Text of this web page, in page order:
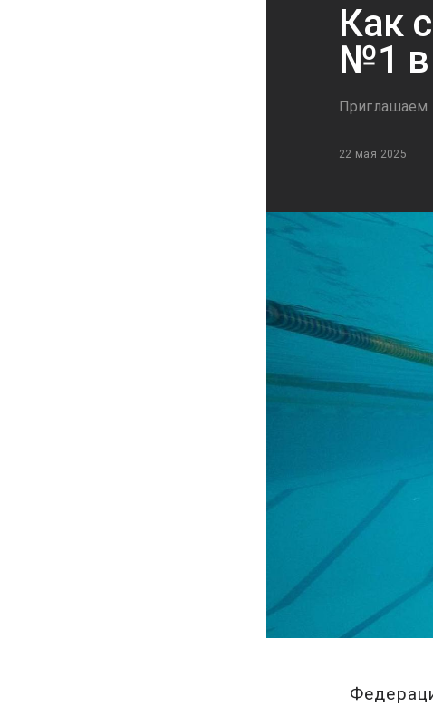
Как
№1 в
Приглашаем
22 мая 2025